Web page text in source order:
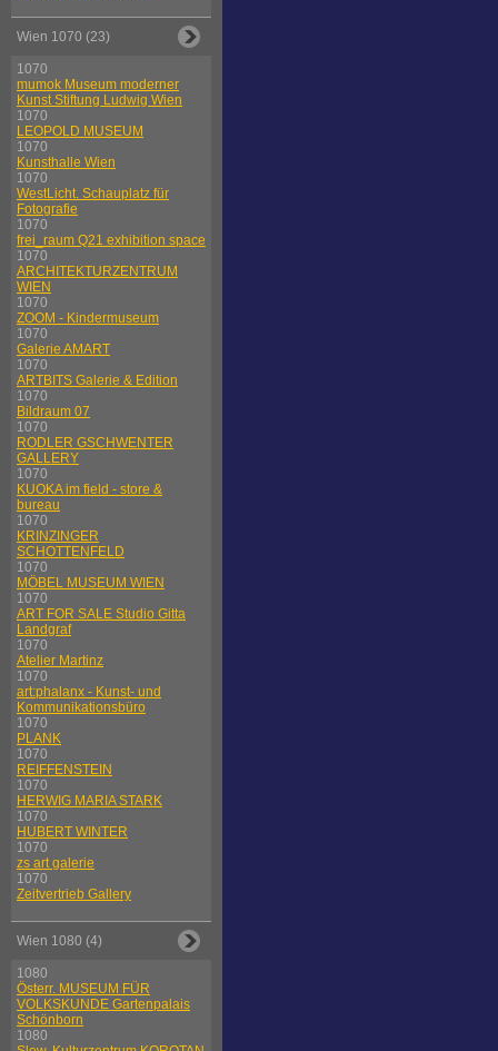
Wien 1070 (23)
1070
mumok Museum moderner
Kunst Stiftung Ludwig Wien
1070
LEOPOLD MUSEUM
1070
Kunsthalle Wien
1070
WestLicht. Schauplatz für
Fotografie
1070
frei_raum Q21 exhibition space
1070
ARCHITEKTURZENTRUM
WIEN
1070
ZOOM - Kindermuseum
1070
Galerie AMART
1070
ARTBITS Galerie & Edition
1070
Bildraum 07
1070
RODLER GSCHWENTER
GALLERY
1070
KUOKA im field - store &
bureau
1070
KRINZINGER
SCHOTTENFELD
1070
MÖBEL MUSEUM WIEN
1070
ART FOR SALE Studio Gitta
Landgraf
1070
Atelier Martinz
1070
art:phalanx - Kunst- und
Kommunikationsbüro
1070
PLANK
1070
REIFFENSTEIN
1070
HERWIG MARIA STARK
1070
HUBERT WINTER
1070
zs art galerie
1070
Zeitvertrieb Gallery
Wien 1080 (4)
1080
Österr. MUSEUM FÜR
VOLKSKUNDE Gartenpalais
Schönborn
1080